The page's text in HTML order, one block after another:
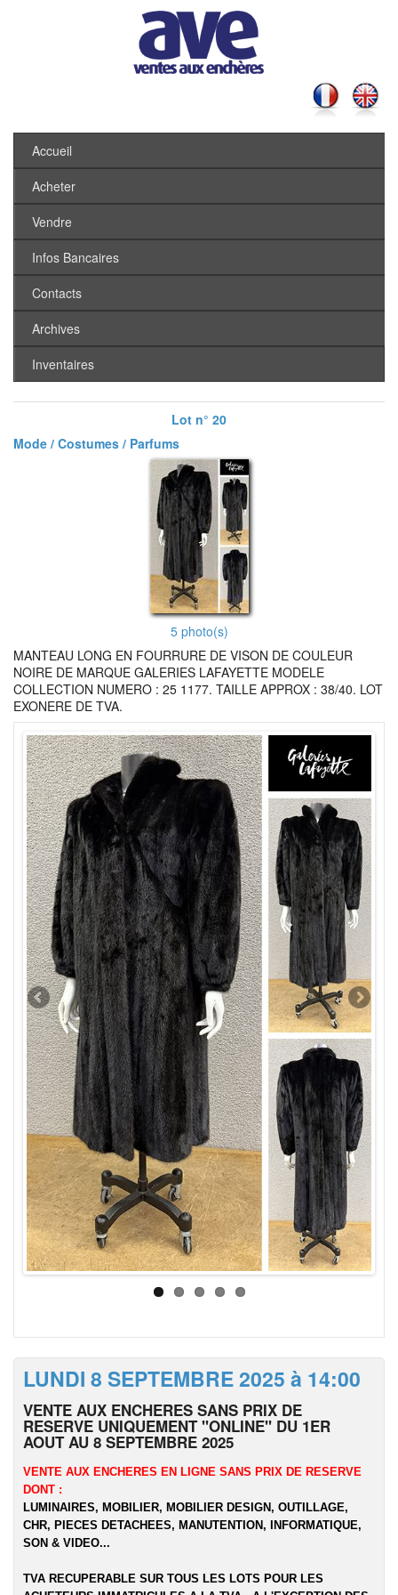
Accueil
Acheter
Vendre
Infos Bancaires
Contacts
Archives
Inventaires
Lot n° 20
Mode / Costumes / Parfums
5 photo(s)
MANTEAU LONG EN FOURRURE DE VISON DE COULEUR
NOIRE DE MARQUE GALERIES LAFAYETTE MODELE
COLLECTION NUMERO : 25 1177. TAILLE APPROX : 38/40. LOT
EXONERE DE TVA.
LUNDI 8 SEPTEMBRE 2025 à 14:00
VENTE AUX ENCHERES SANS PRIX DE
RESERVE UNIQUEMENT "ONLINE" DU 1ER
AOUT AU 8 SEPTEMBRE 2025
VENTE AUX ENCHERES EN LIGNE SANS PRIX DE RESERVE
DONT :
LUMINAIRES, MOBILIER, MOBILIER DESIGN, OUTILLAGE,
CHR, PIECES DETACHEES, MANUTENTION, INFORMATIQUE,
SON & VIDEO...
TVA RECUPERABLE SUR TOUS LES LOTS POUR LES